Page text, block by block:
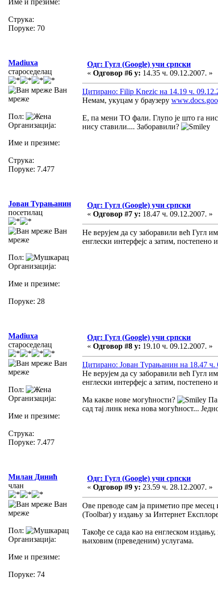
Струка:
Поруке: 70
Madiuxa
староседелац
Ван
мреже
Пол:
Организација:
Име и презиме:
Струка:
Поруке: 7.477
Одг: Гугл (Google) учи српски
« Одговор #6 у: 14.35 ч. 09.12.2007. »
Цитирано: Filip Knezic на 14.19 ч.
Немам, укуцам у браузеру
Е, па мени ТО фали. Глупо је што га
нису ставили.... Заборавили?
Јован Турањанин
посетилац
Ван
мреже
Пол:
Организација:
Име и презиме:
Поруке: 28
Одг: Гугл (Google) учи српски
« Одговор #7 у: 18.47 ч. 09.12.2007. »
Не верујем да су заборавили већ Гугл
енглески интерфејс а затим,
Madiuxa
староседелац
Ван
мреже
Пол:
Организација:
Име и презиме:
Струка:
Поруке: 7.477
Одг: Гугл (Google) учи српски
« Одговор #8 у: 19.10 ч. 09.12.2007. »
Цитирано: Јован Турањанин на 18.47 ч.
Не верујем да су заборавили већ Гугл
енглески интерфејс а затим,
Ма какве нове могућности?
Па
сад тај линк нека нова могућност...
Милан Динић
члан
Ван
мреже
Пол:
Организација:
Име и презиме:
Поруке: 74
Одг: Гугл (Google) учи српски
« Одговор #9 у: 23.59 ч. 28.12.2007. »
Ове преводе сам ја приметио пре
(Toolbar) у издању за Интернет
Такође се сада као на енглеском
њиховим (преведеним) услугама.